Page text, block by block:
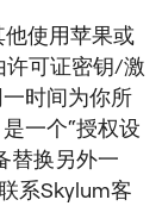
他使用苹果或
许可证密钥/激
时间为你所
一个“授权设
替换另外一
系Skylum客